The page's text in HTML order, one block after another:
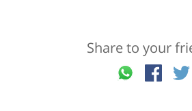
Share to your